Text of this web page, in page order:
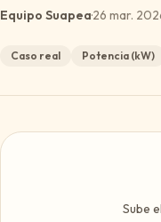
Equipo Suapea·26 mar.
Caso real Potencia (kW)
Sube